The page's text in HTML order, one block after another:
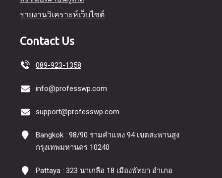
รายงานวิเคราะห์เว็บไซต์
Contact Us
089-923-1358
info@professwp.com
support@professwp.com
Bangkok : 98/90 รามคำแหง 94 เขตสะพานสูง
กรุงเทพมหานคร 10240
Pattaya : 323 นาเกลือ 18 เมืองพัทยา อำเภอ